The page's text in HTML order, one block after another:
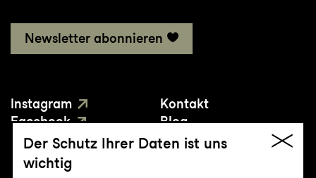
Newsletter abonnieren
Instagram
Facebook
YouTube
Kontakt
Blog
Presse
Der Schutz Ihrer Daten ist uns
wichtig